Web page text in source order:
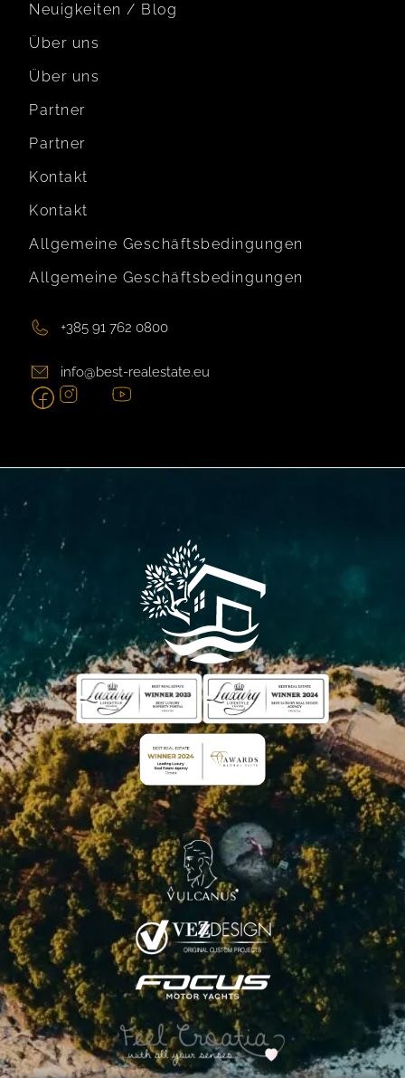
Neuigkeiten / Blog
Über uns
Über uns
Partner
Partner
Kontakt
Kontakt
Allgemeine Geschäftsbedingungen
Allgemeine Geschäftsbedingungen
+385 91 762 0800
info@best-realestate.eu